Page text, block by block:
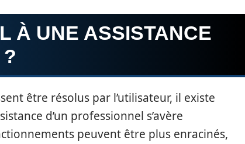
À UNE ASSISTANCE
être résolus par l’utilisateur, il existe
d’un professionnel s’avère
peuvent être plus enracinés,